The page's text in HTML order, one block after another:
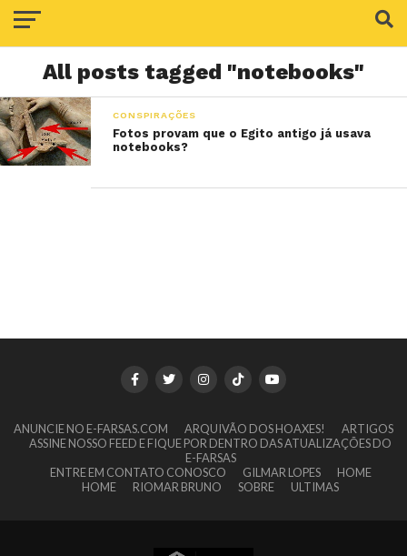
All posts tagged "notebooks"
CONSPIRAÇÕES
Fotos provam que o Egito antigo já usava
notebooks?
ANUNCIE NO E-FARSAS.COM ARQUIVÃO DOS HOAXES!
ARTIGOS
ASSINE NOSSO FEED E FIQUE POR DENTRO DAS ATUALIZAÇÕES DO
E-FARSAS
ENTRE EM CONTATO CONOSCO
GILMAR LOPES
HOME
HOME
RIOMAR BRUNO SOBRE ULTIMAS